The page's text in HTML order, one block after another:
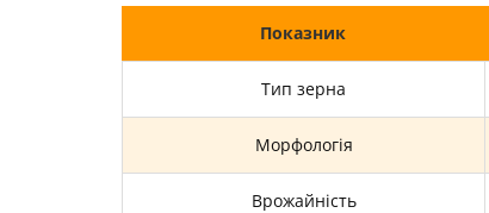
Показник
Тип зерна
Морфологія
Врожайність